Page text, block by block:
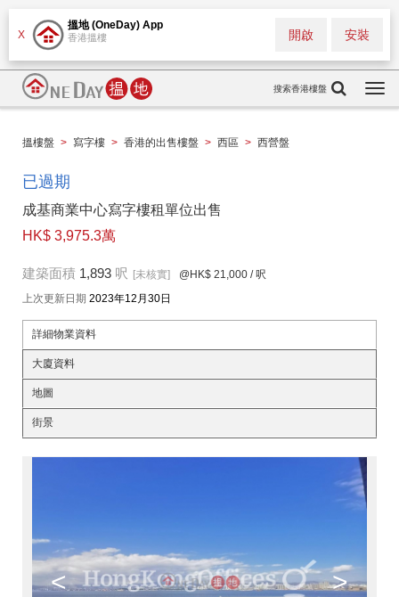
X
搵地 (OneDay) App
香港搵樓 安裝
開啟
搜索香港樓盤
搵樓盤 > 寫字樓 > 香港的出售樓盤 > 西區 > 西營盤
已過期
成基商業中心寫字樓租單位出售
HK$ 3,975.3萬
建築面積 1,893 呎 [未核實] @HK$ 21,000 / 呎
上次更新日期 2023年12月30日
詳細物業資料
大廈資料
地圖
街景
< >